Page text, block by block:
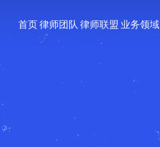
首页律师团队 律师联盟 业务领域